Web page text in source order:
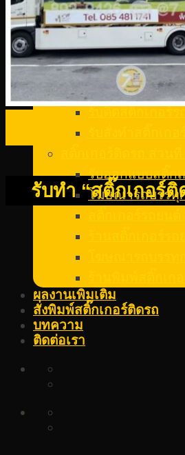
สติ๊กเกอร์ติดรถพ
สติ๊กเกอร์ติดรถ
สติ๊กเกอร์ติดกระ
สติ๊กเกอร์สูญญา
สติ๊กเกอร์ซีทรูติ
รับออกแบบสติ๊ก
โฆษณารถบรรทุ
ผลงานเพิ่มเติม
สั่งพิมพ์สติ๊กเกอร์ติดรถ
บทความ
ติดต่อเรา
รับทำ “สติ๊กเกอร์